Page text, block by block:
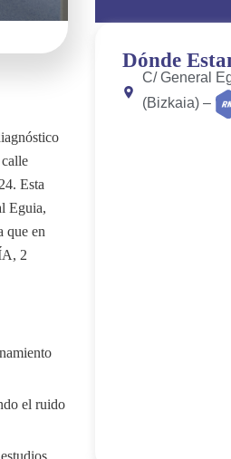
Esta
Eguia,
que en
2
el ruido
Dónde
C/ General
(Bizkaia) –